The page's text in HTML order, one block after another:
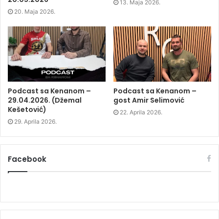
i
n
n
w
w
i
n
d
o
)
n
e
w
i
n
d
o
w
w
w
n
d
o
w
)
20. Maja 2026.
13. Maja 2026.
Podcast sa Kenanom –
29.04.2026. (Džemal
Kešetović)
29. Aprila 2026.
Podcast sa Kenanom –
gost Amir Selimović
22. Aprila 2026.
Facebook